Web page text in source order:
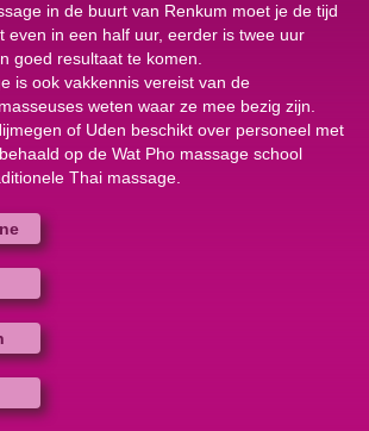
in de buurt van Renkum moet je de tijd
even in een half uur, eerder is twee uur
goed resultaat te komen.
is ook vakkennis vereist van de
weten waar ze mee bezig zijn.
of Uden beschikt over personeel met
op de Wat Pho massage school
Thai massage.